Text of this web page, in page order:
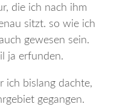
die ich nach ihm
sitzt. so wie ich
gewesen sein.
ja erfunden.
ich bislang dachte,
gegangen.